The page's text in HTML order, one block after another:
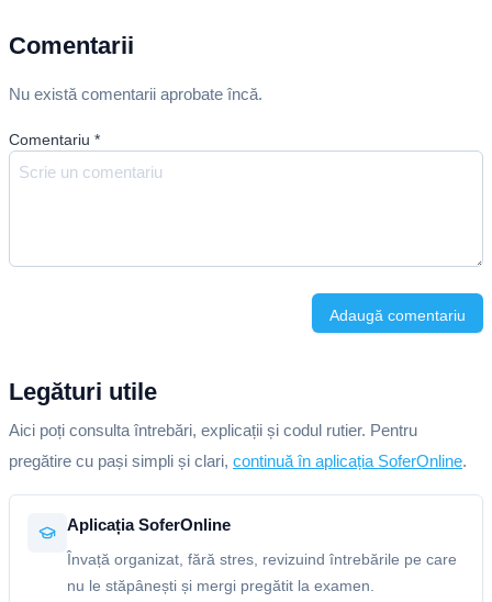
Comentarii
Nu există comentarii aprobate încă.
Comentariu *
Adaugă comentariu
Legături utile
Aici poți consulta întrebări, explicații și codul rutier. Pentru
pregătire cu pași simpli și clari, continuă în aplicația SoferOnline.
Aplicația SoferOnline
Învață organizat, fără stres, revizuind întrebările pe care
nu le stăpânești și mergi pregătit la examen.